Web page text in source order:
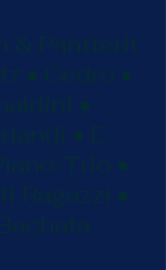
& Pantterit
• Cedro •
•
• E-
Trio •
Ragazzi •